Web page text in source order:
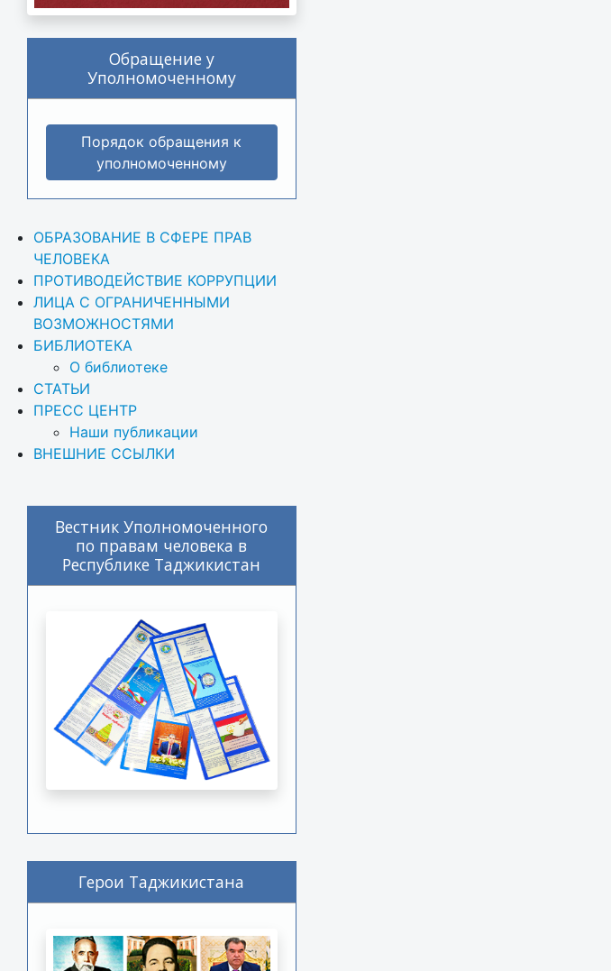
Обращение у
Уполномоченному
Порядок обращения к
уполномоченному
ОБРАЗОВАНИЕ В СФЕРЕ ПРАВ
ЧЕЛОВЕКА
ПРОТИВОДЕЙСТВИЕ КОРРУПЦИИ
ЛИЦА С ОГРАНИЧЕННЫМИ
ВОЗМОЖНОСТЯМИ
БИБЛИОТЕКА
О библиотеке
СТАТЬИ
ПРЕСС ЦЕНТР
Наши публикации
ВНЕШНИЕ ССЫЛКИ
Вестник Уполномоченного
по правам человека в
Республике Таджикистан
Герои Таджикистана